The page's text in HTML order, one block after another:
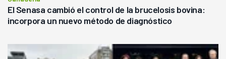
El Senasa cambió el control de la brucelosis bovina:
incorpora un nuevo método de diagnóstico